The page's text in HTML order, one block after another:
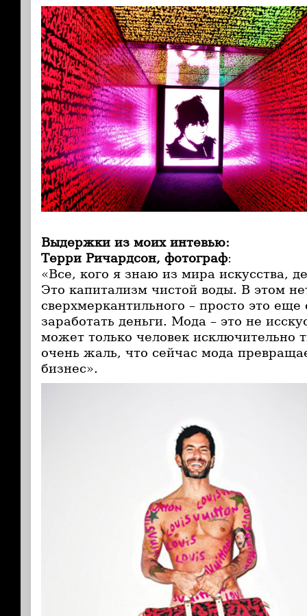
Выдержки из моих интевью:
Терри Ричардсон, фотограф:
«Все, кого я знаю из мира искусства,
Это капитализм чистой воды. В этом
сверхмеркантильного – просто это еще
заработать деньги. Мода – это не
может только человек исключительно
очень жаль, что сейчас мода
бизнес».